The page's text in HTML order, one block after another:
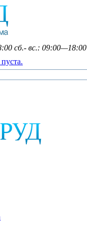
сб.- вс.: 09:00—18:00